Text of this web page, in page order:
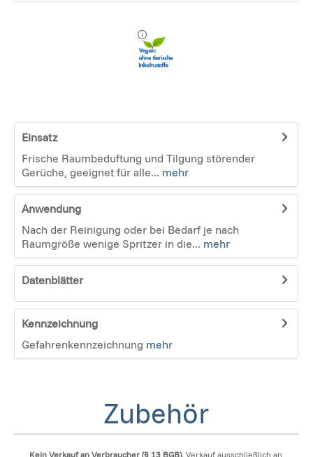
Einsatz
Frische Raumbeduftung und Tilgung störender
Gerüche, geeignet für alle... mehr
Anwendung
Nach der Reinigung oder bei Bedarf je nach
Raumgröße wenige Spritzer in die... mehr
Datenblätter
Kennzeichnung
Gefahrenkennzeichnung mehr
Zubehör
Kein Verkauf an Verbraucher (§ 13 BGB). Verkauf ausschließlich an